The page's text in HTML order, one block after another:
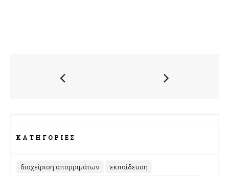
ΚΑΤΗΓΟΡΊΕΣ
διαχείριση απορριμάτων
εκπαίδευση